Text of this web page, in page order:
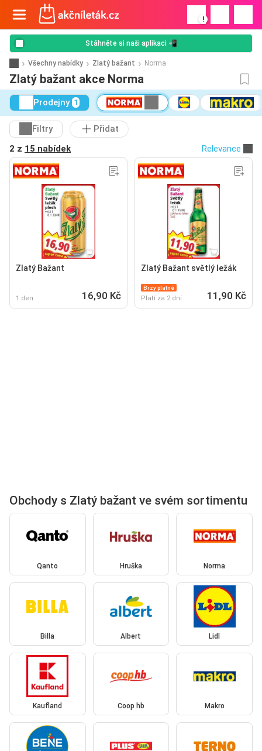
!
Stáhněte si naši aplikaci 📲
Všechny nabídky Zlatý bažant Norma
Zlatý bažant akce Norma
Prodejny 1
Filtry
Přidat
2 z 15 nabídek Relevance
Zlatý Bažant
1 den 16,90 Kč
Zlatý Bažant světlý ležák
Brzy platné
Platí za 2 dní 11,90 Kč
Obchody s Zlatý bažant ve svém sortimentu
Qanto Hruška Norma
Billa Albert Lidl
Kaufland Coop hb Makro